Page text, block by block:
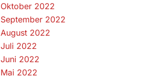
Oktober 2022
September 2022
August 2022
Juli 2022
Juni 2022
Mai 2022